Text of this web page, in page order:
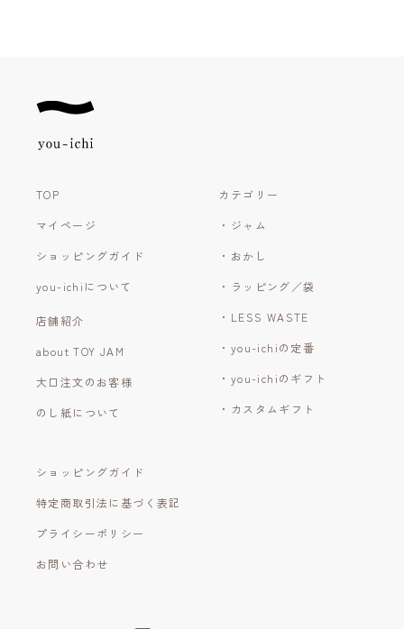
TOP
マイページ
ショッピングガイド
you-ichiについて
カテゴリー
・ジャム
・おかし
・ラッピング／袋
・LESS WASTE
・you-ichiの定番
・you-ichiのギフト
・カスタムギフト
店舗紹介
about TOY JAM
大口注文のお客様
のし紙について
ショッピングガイド
特定商取引法に基づく表記
プライシーポリシー
お問い合わせ